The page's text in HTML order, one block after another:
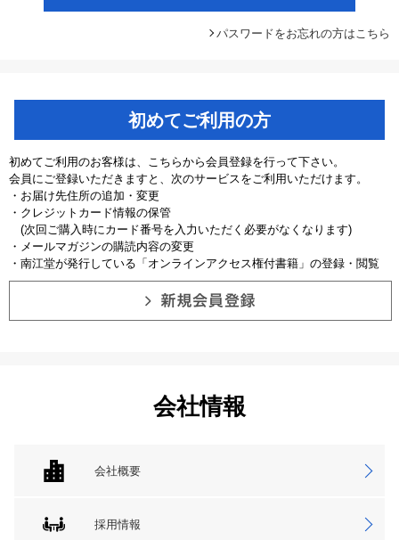
パスワードをお忘れの方はこちら
初めてご利用の方
初めてご利用のお客様は、こちらから会員登録を行って下さい。
会員にご登録いただきますと、次のサービスをご利用いただけます。
・お届け先住所の追加・変更
・クレジットカード情報の保管
(次回ご購入時にカード番号を入力いただく必要がなくなります)
・メールマガジンの購読内容の変更
・南江堂が発行している「オンラインアクセス権付書籍」の登録・閲覧
会社情報
会社概要
採用情報